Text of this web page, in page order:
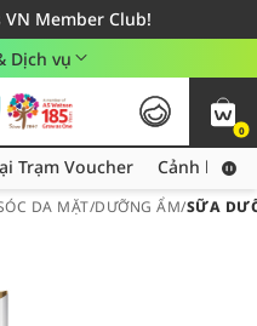
Member Club!
đơn hàng từ 249,000Đ
khu vực TP. Hồ Chí Minh
Dịch vụ
0
Thu thập thêm voucher hot tại Trạm Voucher
Trạm Voucher Cảnh báo
DA MẶT/DƯỠNG ẨM/SỮA